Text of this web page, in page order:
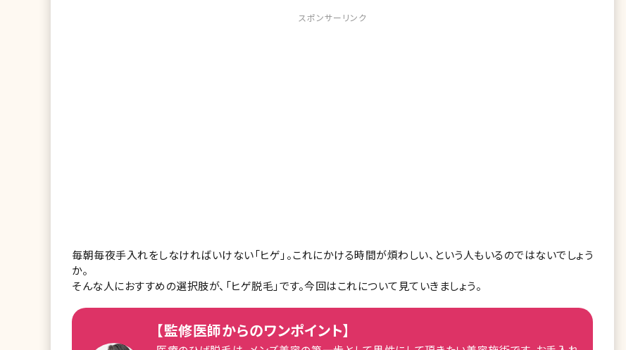
スポンサーリンク
毎朝毎夜手入れをしなければいけない「ヒゲ」。これにかける時間が煩わしい、という人もいるのではないでしょう
か。
そんな人におすすめの選択肢が、「ヒゲ脱毛」です。今回はこれについて見ていきましょう。
【監修医師からのワンポイント】